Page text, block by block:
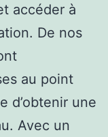
accéder à
De nos
au point
d’obtenir une
Avec un